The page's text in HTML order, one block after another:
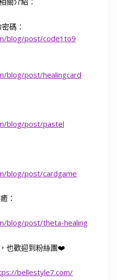
碼：
blog/post/code1to9
blog/post/healingcard
blog/post/pastel
blog/post/cardgame
：
blog/post/theta-healing
也歡迎到粉絲團❤️
bellestyle7.com/